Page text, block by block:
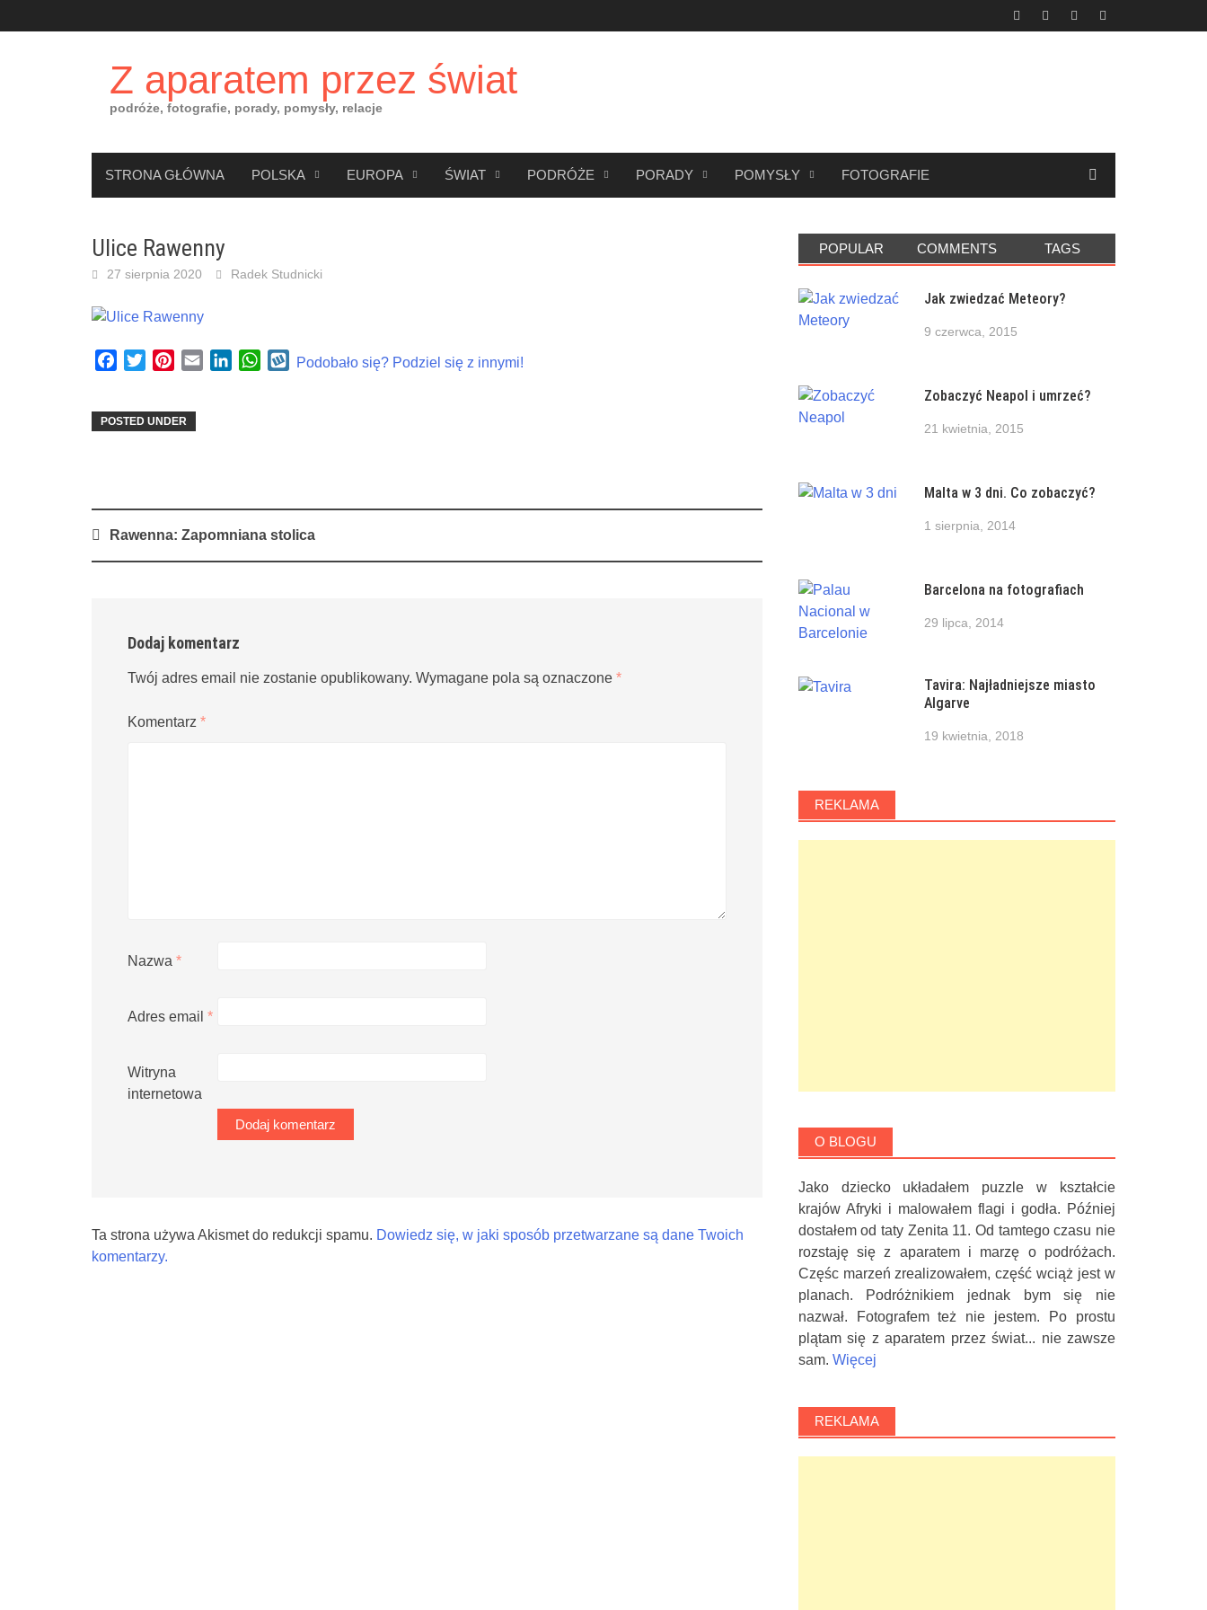
to
Z aparatem przez świat
podróże, fotografie, porady, pomysły, relacje
STRONA GŁÓWNA POLSKA EUROPA ŚWIAT PODRÓŻE PORADY POMYSŁY FOTOGRAFIE
Ulice Rawenny
27 sierpnia 2020 Radek Studnicki
Facebook
TwitterPinterest
Email LinkedInWhatsApp
Wykop
Podobało się? Podziel się z innymi!
POSTED UNDER
PostRawenna: Zapomniana stolica
Dodaj komentarz
Twój adres email nie zostanie opublikowany. Wymagane pola są oznaczone *
Komentarz *
Nazwa *
Adres email *
Witryna
internetowa
Ta strona używa Akismet do redukcji spamu. Dowiedz się, w jaki sposób przetwarzane są dane Twoich
komentarzy.
POPULAR COMMENTS TAGS
Jak zwiedzać Meteory?
9 czerwca, 2015
Zobaczyć Neapol i umrzeć?
21 kwietnia, 2015
Malta w 3 dni. Co zobaczyć?
1 sierpnia, 2014
Barcelona na fotografiach
29 lipca, 2014
Tavira: Najładniejsze miasto
Algarve
19 kwietnia, 2018
REKLAMA
O BLOGU
Jako dziecko układałem puzzle w kształcie
krajów Afryki i malowałem flagi i godła. Później
dostałem od taty Zenita 11. Od tamtego czasu nie
rozstaję się z aparatem i marzę o podróżach.
Częśc marzeń zrealizowałem, część wciąż jest w
planach. Podróżnikiem jednak bym się nie
nazwał. Fotografem też nie jestem. Po prostu
plątam się z aparatem przez świat... nie zawsze
sam. Więcej
REKLAMA